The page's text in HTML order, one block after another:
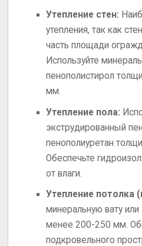
Утепление стен:
утепления, так как
часть площади
Используйте
пенополистирол
мм.
Утепление пола:
экструдированный
пенополиуретан
Обеспечьте
от влаги.
Утепление потолка
минеральную вату
менее 200-250 мм.
подкровельного